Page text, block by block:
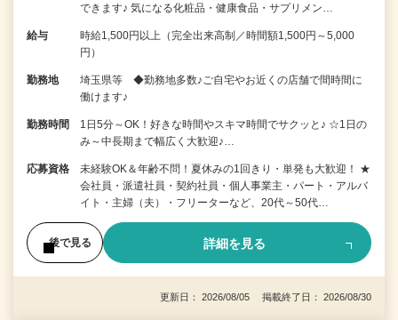
できます♪ 気になる化粧品・健康食品・サプリメン…
給与
時給1,500円以上（完全出来高制／時間額1,500円～5,000
円）
勤務地
埼玉県等 ◆勤務地多数♪ご自宅やお近くの店舗で間時間に
働けます♪
勤務時間
1日5分～OK！好きな時間やスキマ時間でサクッと♪ ☆1日の
み～中長期まで幅広く大歓迎♪…
応募資格
未経験OK＆年齢不問！夏休みの1回きり・単発も大歓迎！ ★
会社員・派遣社員・契約社員・個人事業主・パート・アルバ
イト・主婦（夫）・フリーターなど、20代～50代…
後で見る 詳細を見る
更新日： 2026/08/05 掲載終了日： 2026/08/30